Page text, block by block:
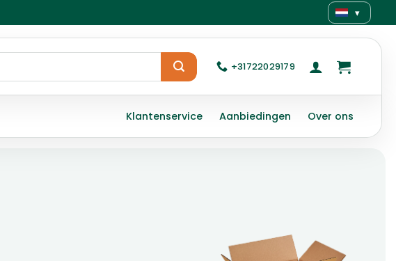
▾
+31722029179
Klantenservice Aanbiedingen Over ons